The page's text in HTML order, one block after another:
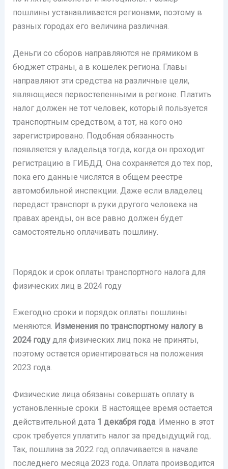
пошлины устанавливается регионами, поэтому в
разных городах его величина различная.
Деньги со сборов направляются не прямиком в
бюджет страны, а в кошелек региона. Главы
направляют эти средства на различные цели,
являющиеся первостепенными в регионе. Платить
налог должен не тот человек, который пользуется
транспортным средством, а тот, на кого оно
зарегистрировано. Подобная обязанность
появляется у владельца тогда, когда он проходит
регистрацию в ГИБДД. Она сохраняется до тех пор,
пока его данные числятся в общем реестре
автомобильной инспекции. Даже если владелец
передаст транспорт в руки другого человека на
правах аренды, он все равно должен будет
самостоятельно оплачивать пошлину.
Порядок и срок оплаты транспортного налога для
физических лиц в 2024 году
Ежегодно сроки и порядок оплаты пошлины
меняются. Изменения по транспортному налогу в
2024 году для физических лиц пока не приняты,
поэтому остается ориентироваться на положения
2023 года.
Физические лица обязаны совершать оплату в
установленные сроки. В настоящее время остается
действительной дата 1 декабря года. Именно в этот
срок требуется уплатить налог за предыдущий год.
Так, пошлина за 2022 год оплачивается в начале
последнего месяца 2023 года. Оплата производится